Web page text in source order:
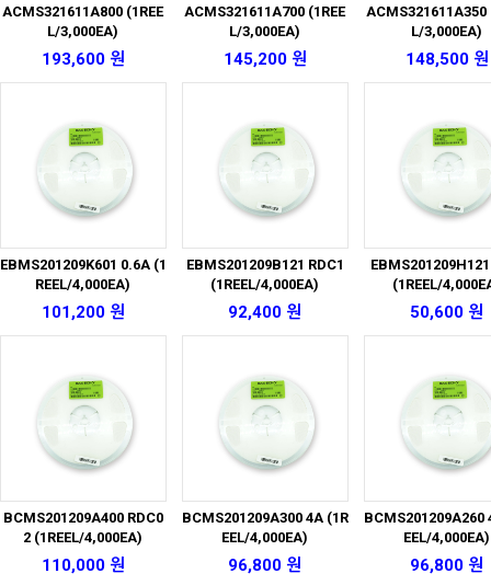
ACMS321611A800 (1REE
L/3,000EA)
193,600 원
ACMS321611A700 (1REE
L/3,000EA)
145,200 원
ACMS321611A350
L/3,000EA)
148,500 원
EBMS201209K601 0.6A (1
REEL/4,000EA)
101,200 원
EBMS201209B121 RDC1
(1REEL/4,000EA)
92,400 원
(1REEL/
50,600 원
BCMS201209A400 RDC0
2 (1REEL/4,000EA)
110,000 원
BCMS201209A300 4A (1R
EEL/4,000EA)
96,800 원
BCMS201209A260
EEL/4,000EA)
96,800 원